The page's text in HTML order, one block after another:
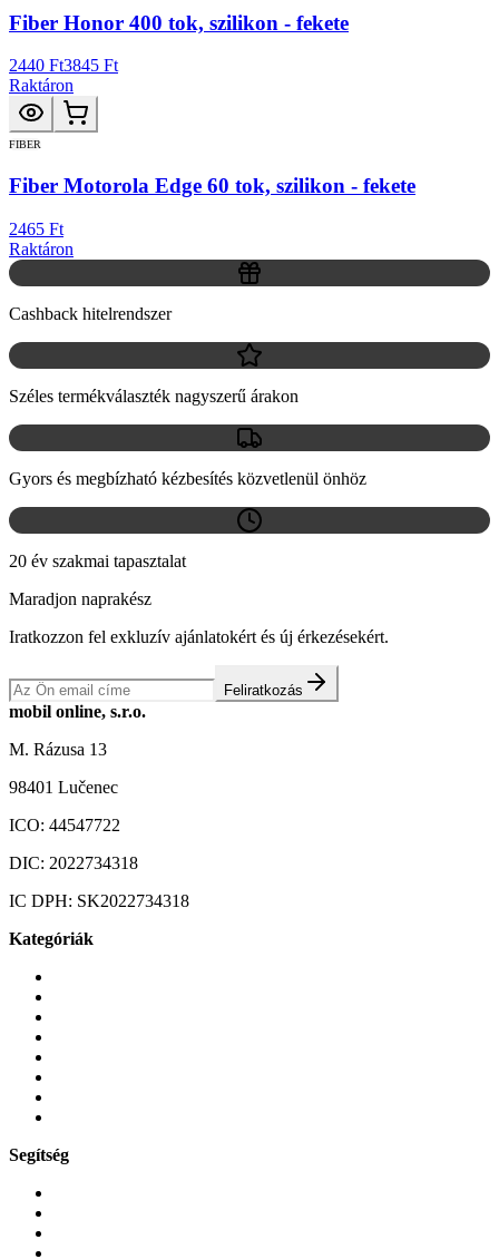
Fiber Honor 400 tok, szilikon - fekete
2440 Ft3845 Ft
Raktáron
FIBER
Fiber Motorola Edge 60 tok, szilikon - fekete
2465 Ft
Raktáron
Cashback hitelrendszer
Széles termékválaszték nagyszerű árakon
Gyors és megbízható kézbesítés közvetlenül önhöz
20 év szakmai tapasztalat
Maradjon naprakész
Iratkozzon fel exkluzív ajánlatokért és új érkezésekért.
Feliratkozás
mobil online, s.r.o.
M. Rázusa 13
98401 Lučenec
ICO: 44547722
DIC: 2022734318
IC DPH: SK2022734318
Kategóriák
Segítség